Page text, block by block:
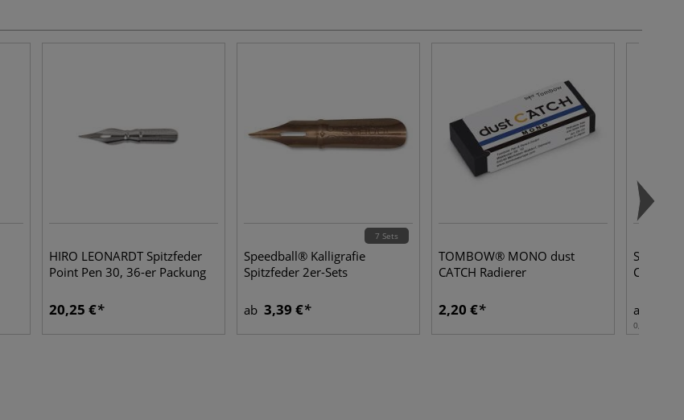
HIRO LEONARDT Spitzfeder
Point Pen 30, 36-er Packung
20,25 €
7 Sets
Speedball® Kalligrafie
Spitzfeder 2er-Sets
ab 3,39 €
TOMBOW® MONO dust
CATCH Radierer
2,20 € ab
0,03 l | 1 l: